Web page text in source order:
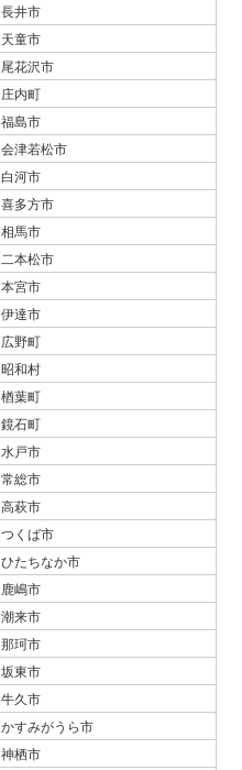
長井市
天童市
尾花沢市
庄内町
福島市
会津若松市
白河市
喜多方市
相馬市
二本松市
本宮市
伊達市
広野町
昭和村
楢葉町
鏡石町
水戸市
常総市
高萩市
つくば市
ひたちなか市
鹿嶋市
潮来市
那珂市
坂東市
牛久市
かすみがうら市
神栖市